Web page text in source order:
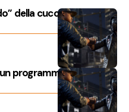
della cucciolata
programmatore con